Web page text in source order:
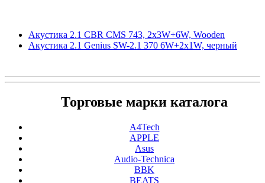
Акустика 2.1 CBR CMS 743, 2x3W+6W, Wooden
Акустика 2.1 Genius SW-2.1 370 6W+2x1W, черный
Торговые марки каталога
A4Tech
APPLE
Asus
Audio-Technica
BBK
BEATS